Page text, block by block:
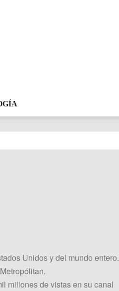
Unidos y del mundo entero.
millones de vistas en su canal